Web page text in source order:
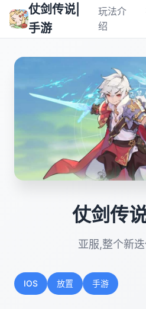
仗剑传说|
手游
玩法介
绍
仗剑传
亚服,整个新
IOS 放置 手游